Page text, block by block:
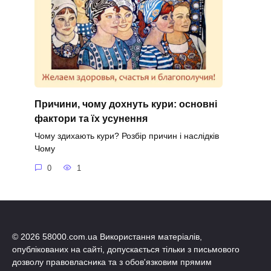
Причини, чому дохнуть кури: основні
фактори та їх усунення
Чому здихають кури? Розбір причин і наслідків
Чому
0 1
© 2026 58000.com.ua Використання матеріалів,
опублікованих на сайті, допускається тільки з письмового
дозволу правовласника та з обов'язковим прямим